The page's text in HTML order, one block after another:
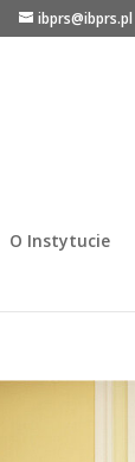
ibprs@ibprs.pl
O Instytucie